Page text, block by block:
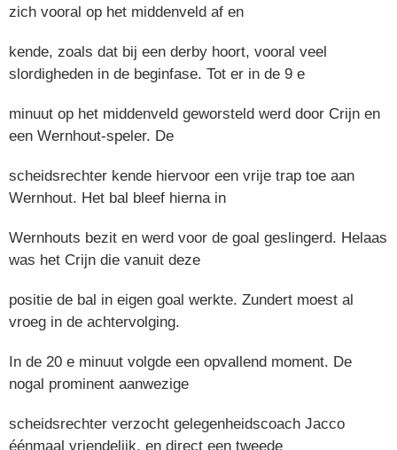
zich vooral op het middenveld af en
kende, zoals dat bij een derby hoort, vooral veel
slordigheden in de beginfase. Tot er in de 9 e
minuut op het middenveld geworsteld werd door Crijn en
een Wernhout-speler. De
scheidsrechter kende hiervoor een vrije trap toe aan
Wernhout. Het bal bleef hierna in
Wernhouts bezit en werd voor de goal geslingerd. Helaas
was het Crijn die vanuit deze
positie de bal in eigen goal werkte. Zundert moest al
vroeg in de achtervolging.
In de 20 e minuut volgde een opvallend moment. De
nogal prominent aanwezige
scheidsrechter verzocht gelegenheidscoach Jacco
éénmaal vriendelijk, en direct een tweede